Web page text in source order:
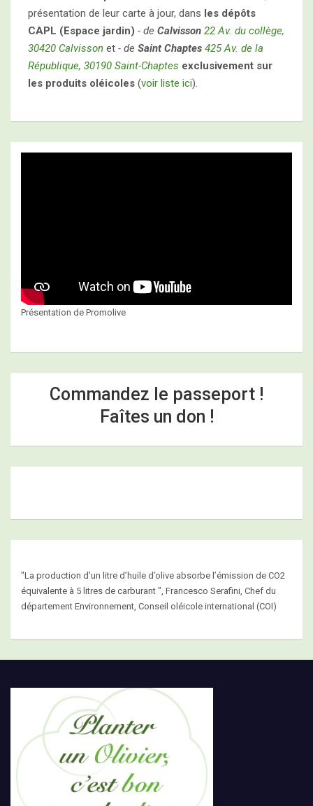
présentation de leur carte à jour, dans les dépôts
CAPL (Espace jardin) - de Calvisson 22 Av. du collège,
30420 Calvisson et - de Saint Chaptes 425 Av. de la
République, 30190 Saint-Chaptes exclusivement sur
les produits oléicoles (voir liste ici).
Présentation de Promolive
Commandez le passeport !
Faîtes un don !
"La production d’un litre d’huile d’olive absorbe l’émission de CO2
équivalente à 5 litres de carburant ", Francesco Serafini, Chef du
département Environnement, Conseil oléicole international (COI)